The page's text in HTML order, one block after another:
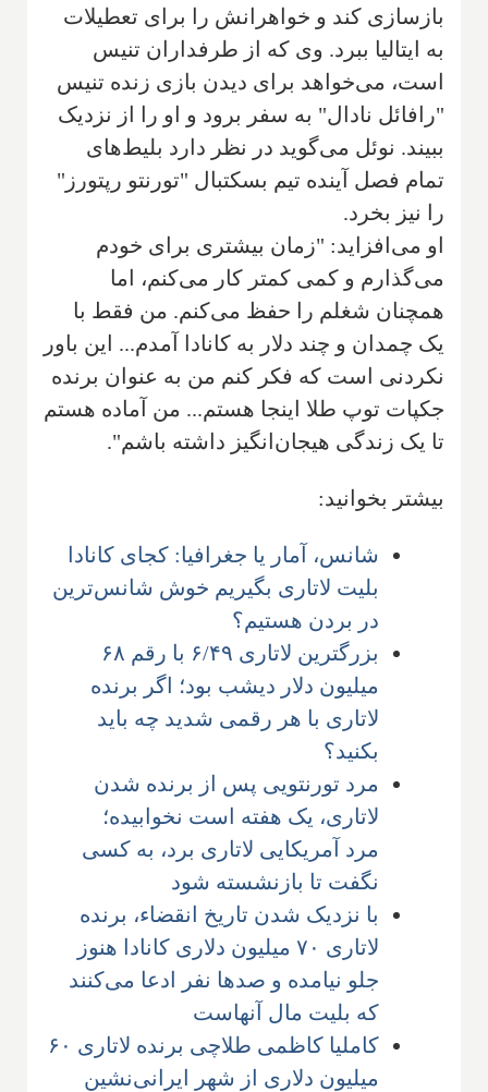
بازسازی کند و خواهرانش را برای تعطیلات
به ایتالیا ببرد. وی که از طرفداران تنیس
است، می‌خواهد برای دیدن بازی زنده تنیس
"رافائل نادال" به سفر برود و او را از نزدیک
ببیند. نوئل می‌گوید در نظر دارد بلیط‌های
تمام فصل آینده تیم بسکتبال "تورنتو رپتورز"
را نیز بخرد.
او می‌افزاید: "زمان بیشتری برای خودم
می‌گذارم و کمی کمتر کار می‌کنم، اما
همچنان شغلم را حفظ می‌کنم. من فقط با
یک چمدان و چند دلار به کانادا آمدم... این باور
نکردنی است که فکر کنم من به عنوان برنده
جکپات توپ طلا اینجا هستم... من آماده هستم
تا یک زندگی هیجان‌انگیز داشته باشم".
بیشتر بخوانید:
شانس، آمار یا جغرافیا: کجای کانادا
بلیت لاتاری بگیریم خوش شانس‌ترین
در بردن هستیم؟
بزرگترین لاتاری ۶/۴۹ با رقم ۶۸
میلیون دلار دیشب بود؛ اگر برنده
لاتاری با هر رقمی شدید چه باید
بکنید؟
مرد تورنتویی پس از برنده شدن
لاتاری، یک هفته است نخوابیده؛
مرد آمریکایی لاتاری برد، به کسی
نگفت تا بازنشسته شود
با نزدیک شدن تاریخ انقضاء، برنده
لاتاری ۷۰ میلیون دلاری کانادا هنوز
جلو نیامده و صدها نفر ادعا می‌کنند
که بلیت مال آنهاست
کاملیا کاظمی طلاچی برنده لاتاری ۶۰
میلیون دلاری از شهر ایرانی‌نشین